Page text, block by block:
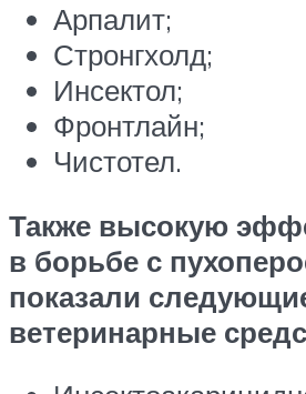
Арпалит;
Стронгхолд;
Инсектол;
Фронтлайн;
Чистотел.
Также высокую
в борьбе с
показали
ветеринарные